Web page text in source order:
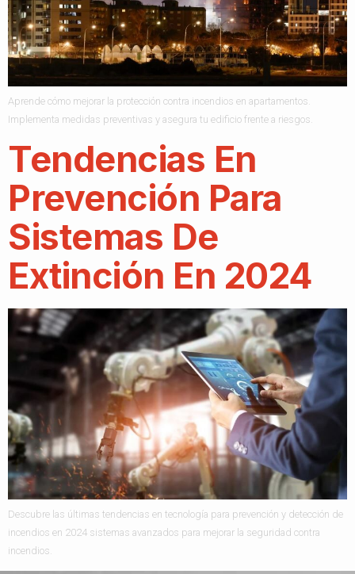
Aprende cómo mejorar la protección contra incendios en apartamentos.
Implementa medidas preventivas y asegura tu edificio frente a riesgos.
Tendencias En
Prevención Para
Sistemas De
Extinción En 2024
Descubre las últimas tendencias en tecnología para prevención y detección de
incendios en 2024 sistemas avanzados para mejorar la seguridad contra
incendios.